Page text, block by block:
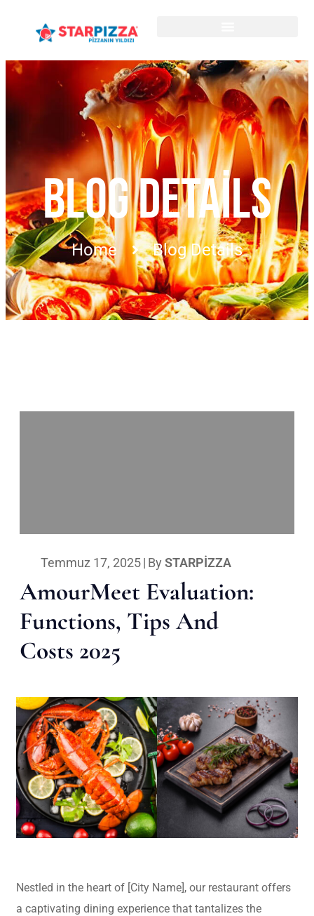
BLOG DETAILS
Home Blog Details
Temmuz 17, 2025| By STARPIZZA
AmourMeet Evaluation:
Functions, Tips And
Costs 2025
Nestled in the heart of [City Name], our restaurant offers
a captivating dining experience that tantalizes the